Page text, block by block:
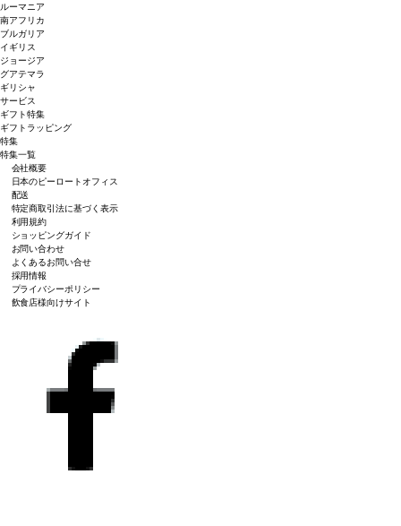
ルーマニア
南アフリカ
ブルガリア
イギリス
ジョージア
グアテマラ
ギリシャ
サービス
ギフト特集
ギフトラッピング
特集
特集一覧
会社概要
日本のピーロートオフィス
配送
特定商取引法に基づく表示
利用規約
ショッピングガイド
お問い合わせ
よくあるお問い合せ
採用情報
プライバシーポリシー
飲食店様向けサイト